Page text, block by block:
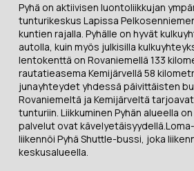
Pyhä on aktiivisen luontoliikkujan
tunturikeskus Lapissa
kuntien rajalla. Pyhälle on hyvät
autolla, kuin myös julkisilla
lentokenttä on Rovaniemellä 133
rautatieasema Kemijärvellä 58
junayhteydet yhdessä päivittäisten
Rovaniemeltä ja Kemijärveltä
tunturiin. Liikkuminen Pyhän alueella
palvelut ovat
liikennöi Pyhä Shuttle-bussi, joka
keskusalueella.